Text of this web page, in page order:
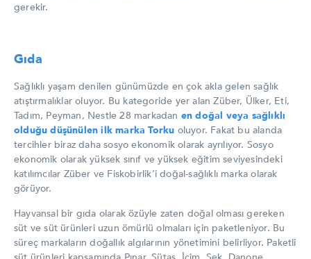
gerekir.
Gıda
Sağlıklı yaşam denilen günümüzde en çok akla gelen sağlık
atıştırmalıklar oluyor. Bu kategoride yer alan Züber, Ülker, Eti,
Tadım, Peyman, Nestle 28 markadan en doğal veya sağlıklı
olduğu düşünülen ilk marka Torku oluyor. Fakat bu alanda
tercihler biraz daha sosyo ekonomik olarak ayrılıyor. Sosyo
ekonomik olarak yüksek sınıf ve yüksek eğitim seviyesindeki
katılımcılar Züber ve Fiskobirlik’i doğal-sağlıklı marka olarak
görüyor.
Hayvansal bir gıda olarak özüyle zaten doğal olması gereken
süt ve süt ürünleri uzun ömürlü olmaları için paketleniyor. Bu
süreç markaların doğallık algılarının yönetimini belirliyor. Paketli